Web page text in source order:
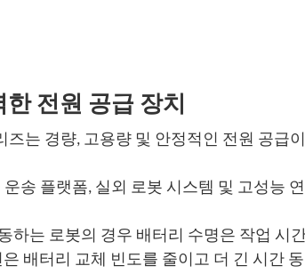
전원 공급 장치
즈는 경량, 고용량 및 안정적인 전원 공급
송 플랫폼, 실외 로봇 시스템 및 고성능
하는 로봇의 경우 배터리 수명은 작업 시
배터리 교체 빈도를 줄이고 더 긴 시간